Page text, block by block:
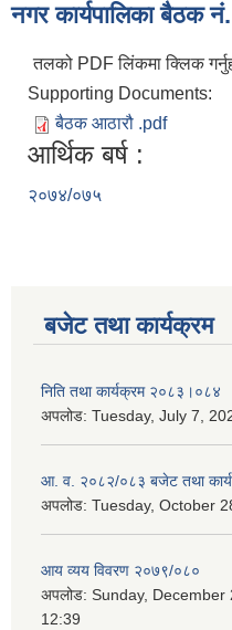
नगर कार्यपालिका
तलको PDF लिंकमा क्लिक
Supporting Documents:
बैठक आठारौ .pdf
आर्थिक बर्ष :
२०७४/०७५
बजेट तथा कार्यक्रम
निति तथा कार्यक्रम २०८३।०८४
अपलोड: Tuesday, July 7,
आ. व. २०८२/०८३ बजेट तथा
अपलोड: Tuesday, October
आय व्यय विवरण २०७९/०८०
अपलोड: Sunday, December
12:39